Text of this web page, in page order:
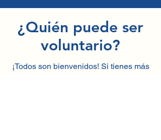
¿Quién puede ser
voluntario?
¡Todos son bienvenidos! Si tienes más